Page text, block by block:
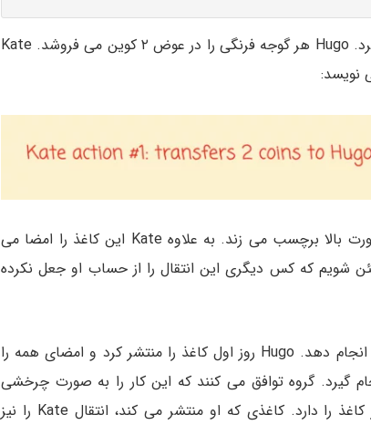
در صبح روز دوم Kate می خواهد یک گوجه فرنگی بخرد. Hugo هر گوجه فرنگی را در عوض ۲ کوین می فروشد. Kate
نویسد:
این اولین اقدام Kate است و بنابراین او آن را به صورت بالا برچسب می زند. به علاوه Kate این کاغذ را امضا می
شویم که کس دیگری این انتقال را از حساب او جعل نکرده
در انتهای روز دوم، گروه می خواهد یک به روز رسانی انجام دهد. Hugo روز اول کاغذ را منتشر کرد و امضای همه را
گیرد. گروه توافق می کنند که این کار را به صورت چرخشی
انجام دهند. فرضا روز دوم Sawyer مسئولیت انتشار کاغذ را دارد. کاغذی که او منتشر می کند، انتقال Kate را نیز